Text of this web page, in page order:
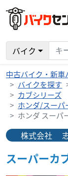
バイク
中古バイク・新車
バイクを探す
カブシリーズ
ホンダ/スーパ
ホンダ スーパ
株式会社
スーパーカ